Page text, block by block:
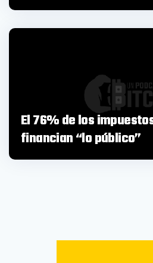
El 76% de los
financian “lo público”